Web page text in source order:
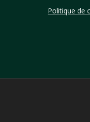
Politique de